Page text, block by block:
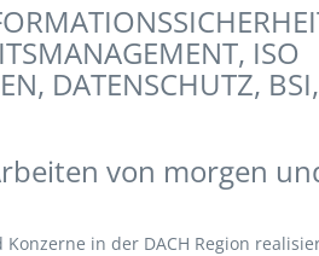
ISO
DATENSCHUTZ, BSI,
von morgen
in der DACH Region